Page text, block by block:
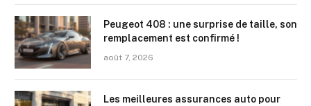
Peugeot 408 : une surprise de taille, son
remplacement est confirmé !
août 7, 2026
Les meilleures assurances auto pour